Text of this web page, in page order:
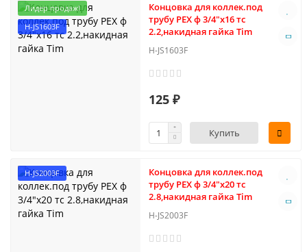
Лидер продаж!
H-JS1603F
Концовка для коллек.под
трубу PEX ф 3/4"х16 тс
2.2,накидная гайка Tim
H-JS1603F
125 ₽
Купить
H-JS2003F
Концовка для коллек.под
трубу PEX ф 3/4"х20 тс
2.8,накидная гайка Tim
H-JS2003F